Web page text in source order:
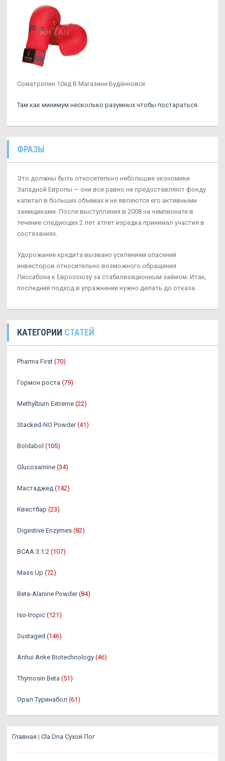
Cоматропин 10ед В Магазине Будённовск
Там как минимум несколько разумных чтобы постараться.
ФРАЗЫ
Это должны быть относительно небольшие экономики
Западной Европы — они все равно не предоставляют фонду
капитал в больших объемах и не являются его активными
заемщиками. После выступления в 2008 на чемпионате в
течение следующих 2 лет атлет изредка принимал участия в
состязаниях.
Удорожание кредита вызвано усилением опасений
инвесторов относительно возможного обращения
Лиссабона к Евросоюзу за стабилизационным займом. Итак,
последний подход в упражнении нужно делать до отказа.
КАТЕГОРИИ СТАТЕЙ
Pharma First (70)
Гормон роста (79)
Methylburn Extreme (22)
Stacked-NO Powder (41)
Boldabol (105)
Glucosamine (34)
Мастаджед (142)
Квестбар (23)
Digestive Enzymes (82)
BCAA 3:1:2 (107)
Mass Up (72)
Beta-Alanine Powder (84)
Iso-tropic (121)
Sustaged (146)
Anhui Anke Biotechnology (46)
Thymosin Beta (51)
Орал Туринабол (61)
Главная | Cla Dna Сухой Лог